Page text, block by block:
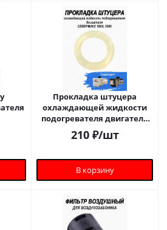
Прокладка штуцера
охлаждающей жидкости
подогревателя двигателя
СЕВЕРМАКС 5000/5500
210₽/шт
В корзину